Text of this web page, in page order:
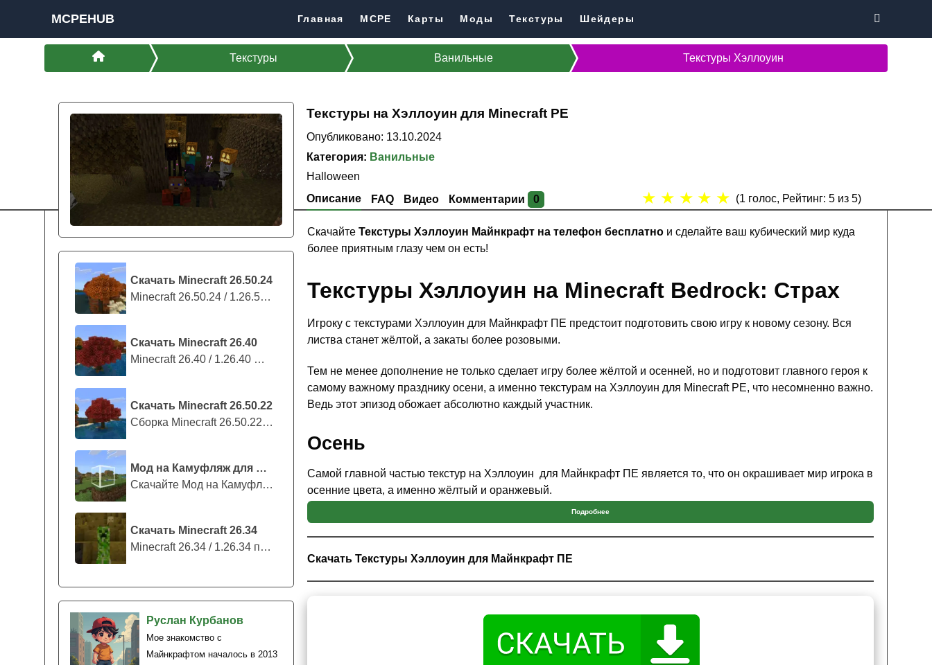
MCPEHUB Главная MCPE Карты Моды Текстуры Шейдеры
Текстуры Ванильные Текстуры Хэллоуин
Текстуры на Хэллоуин для Minecraft PE
Опубликовано: 13.10.2024
Категория: Ванильные
Halloween
Описание
FAQ Видео Комментарии 0 ★ ★ ★ ★ ★ (1 голос, Рейтинг: 5из 5)
Скачать Minecraft 26.50.24
Minecraft 26.50.24 / 1.26.50.24 предс...
Скачать Minecraft 26.40
Minecraft 26.40 / 1.26.40 — стабильны...
Скачать Minecraft 26.50.22
Сборка Minecraft 26.50.22 / 1.26.50.2...
Мод на Камуфляж для Майнкрафт ПЕ
Скачайте Мод на Камуфляж на Майнкрафт...
Скачать Minecraft 26.34
Minecraft 26.34 / 1.26.34 представляе...
Руслан Курбанов
Мое знакомство с
Майнкрафтом началось в 2013
СкачайтеТекстуры Хэллоуин Майнкрафт на телефон бесплатно и сделайте ваш кубический мир куда
более приятным глазу чем он есть!
Текстуры Хэллоуин на Minecraft Bedrock: Страх
Игроку с текстурами Хэллоуин для Майнкрафт ПЕ предстоит подготовить свою игру к новому сезону. Вся
листва станет жёлтой, а закаты более розовыми.
Тем не менее дополнение не только сделает игру более жёлтой и осенней, но и подготовит главного героя к
самому важному празднику осени, а именно текстурам на Хэллоуин для Minecraft PE, что несомненно важно.
Ведь этот эпизод обожает абсолютно каждый участник.
Осень
Самой главной частью текстур на Хэллоуин для Майнкрафт ПЕ является то, что он окрашивает мир игрока в
осенние цвета, а именно жёлтый и оранжевый.
Также автор не забыл и про логику, тропические, зимние и пустынные биомы не претерпят изменений, а вот
вода станет более зелёной, словно болото. Также изменится и трава, которая станет куда более высохшей,
как это и положено восенний период времени.
Подробнее
Скачать Текстуры Хэллоуин для Майнкрафт ПЕ